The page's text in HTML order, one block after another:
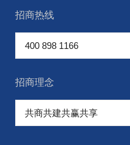
招商热线
招商理念